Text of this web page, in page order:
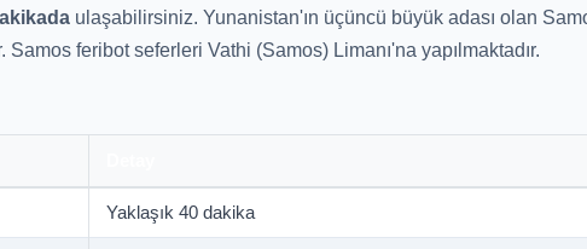
ulaşabilirsiniz. Yunanistan'ın üçüncü büyük adası olan
Samos feribot seferleri Vathi (Samos) Limanı'na yapılmaktadır.
Yaklaşık 40 dakika